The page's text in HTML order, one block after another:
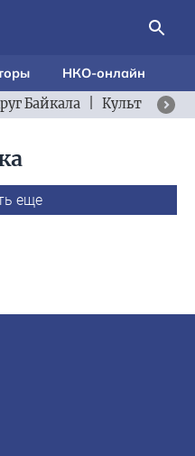
НКО-онлайн
Байкала Культурный
еще